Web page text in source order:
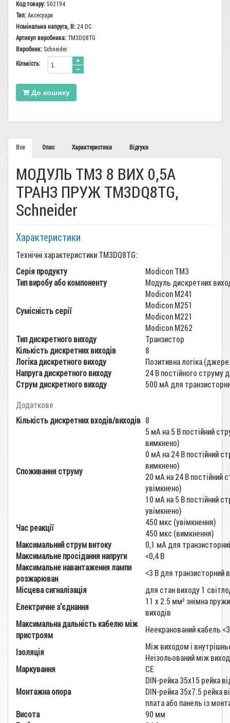
Аварійне живлення
Електродвигуни, промислова автоматика
Код товару: 502194
Тип: Аксесуари
Номінальна напруга, В: 24 DC
Артикул виробника: TM3DQ8TG
Виробник: Schneider
Кiлькiсть:
До кошику
Все Опис Характеристики Відгуки
МОДУЛЬ TM3 8 ВИХ 0,5А
ТРАНЗ ПРУЖ TM3DQ8TG,
Schneider
Характеристики
Технічні характеристики TM3DQ8TG:
Серія продукту
Modicon TM3
Тип виробу або компоненту
Модуль дискретних
Сумісність серії
Modicon M241
Modicon M251
Modicon M221
Modicon M262
Тип дискретного виходу
Транзистор
Кількість дискретних виходів
8
Логіка дискретного виходу
Позитивна логіка
Напруга дискретного виходу
24 В постійного струму
Струм дискретного виходу
500 мА для
Додаткове
Кількість дискретних входів/виходів 8
Споживання струму
5 мА на 5 В постійний
вимкнено)
0 мА на 24 В постійний
вимкнено)
20 мА на 24 В постійний
увімкнено)
10 мА на 5 В постійний
увімкнено)
Час реакції
450 мкс (увімкнення)
450 мкс (вимкнення)
Максимальний струм витоку
0,1 мА для
Максимальне просідання напруги
<0,4 В
Максимальне навантаження лампи
розжарюван
<3 В для транзисторний
Місцева сигналізація
для стан виходу 1
Електричне з'єднання
11 x 2.5 мм² знімна
виходів
Максимальна дальність кабелю між
пристроям
Неекранований кабель
Ізоляція
Між виходом і
Неізольований між
Маркування
CE
Монтажна опора
DIN-рейка 35х15 рейка
DIN-рейка 35х7.5 рейка
плата або панель із
Висота
90 мм